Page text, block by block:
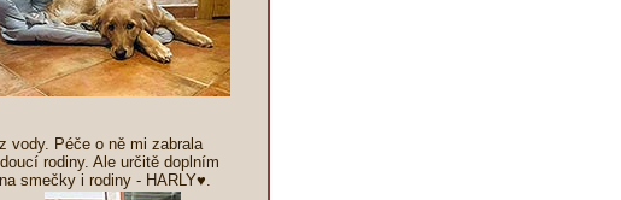
vody. Péče o ně mi zabrala
rodiny. Ale určitě doplním
smečky i rodiny - HARLY♥.